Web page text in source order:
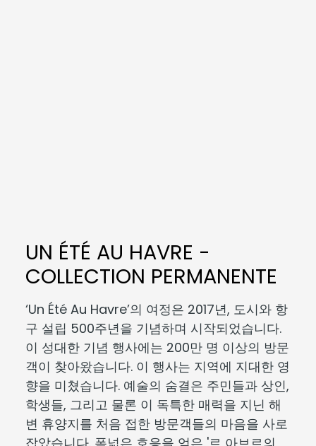
UN ÉTÉ AU HAVRE -
COLLECTION PERMANENTE
‘Un Été Au Havre’의 여정은 2017년, 도시와 항
구 설립 500주년을 기념하며 시작되었습니다.
이 성대한 기념 행사에는 200만 명 이상의 방문
객이 찾아왔습니다. 이 행사는 지역에 지대한 영
향을 미쳤습니다. 예술의 숨결은 주민들과 상인,
학생들, 그리고 물론 이 독특한 매력을 지닌 해
변 휴양지를 처음 접한 방문객들의 마음을 사로